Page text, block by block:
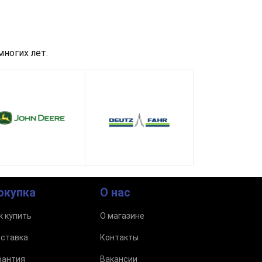
лет.
купить
О нас
О магазине
Контакты
Вакансии